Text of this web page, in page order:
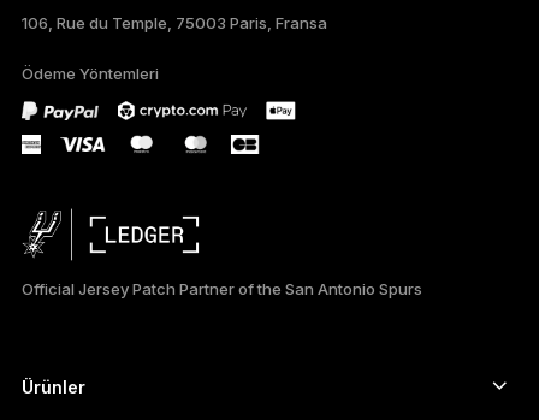
PORTUGUÊS
ภาษาไทย
106, Rue du Temple, 75003 Paris, Fransa
Ödeme Yöntemleri
Official Jersey Patch Partner of the San Antonio Spurs
Ürünler